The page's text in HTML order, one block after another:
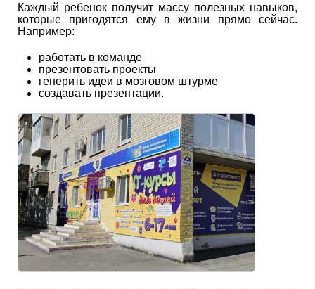
Каждый ребенок получит массу полезных навыков,
которые пригодятся ему в жизни прямо сейчас.
Например:
работать в команде
презентовать проекты
генерить идеи в мозговом штурме
создавать презентации.